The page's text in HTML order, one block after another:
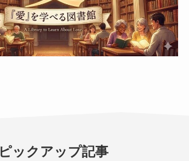
ピックアップ記事